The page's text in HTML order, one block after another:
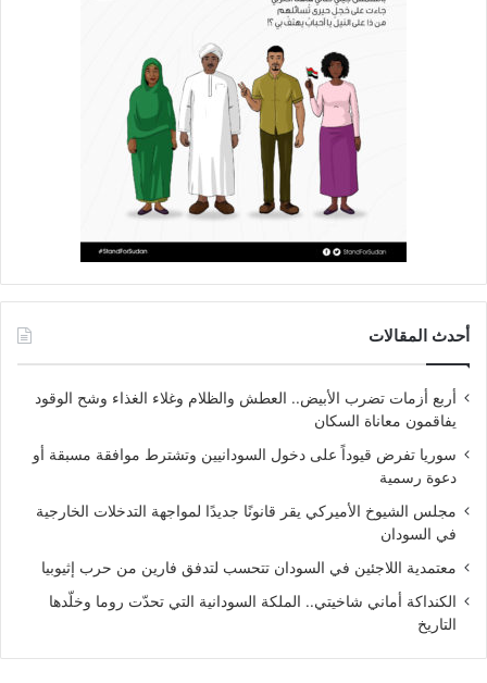
أحدث المقالات
أربع أزمات تضرب الأبيض.. العطش والظلام وغلاء الغذاء وشح الوقود
يفاقمون معاناة السكان
سوريا تفرض قيوداً على دخول السودانيين وتشترط موافقة مسبقة أو
دعوة رسمية
مجلس الشيوخ الأميركي يقر قانونًا جديدًا لمواجهة التدخلات الخارجية
في السودان
معتمدية اللاجئين في السودان تتحسب لتدفق فارين من حرب إثيوبيا
الكنداكة أماني شاخيتي.. الملكة السودانية التي تحدّت روما وخلّدها
التاريخ